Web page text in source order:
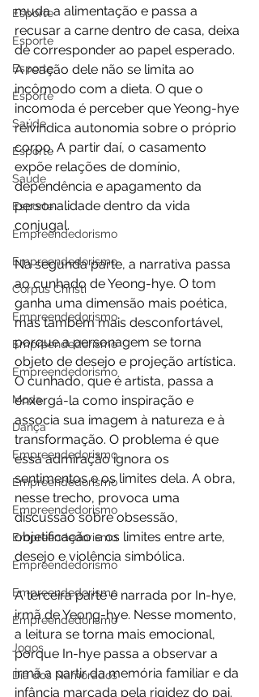
Esporte
Esporte
Esporte
Esporte
Saúde
Esporte
Saúde
Esporte
Empreendedorismo
Empreendedorismo
Corpus Christi
Empreendedorismo
Empreendedorismo
Empreendedorismo
Moda
Dança
Empreendedorismo
Empreendedorismo
Empreendedorismo
Empreendedorismo
Empreendedorismo
Empreendedorismo
Empreendedorismo
Jogos
Dia dos Namorados
muda a alimentação e passa a
recusar a carne dentro de casa, deixa
de corresponder ao papel esperado.
A reação dele não se limita ao
incômodo com a dieta. O que o
incomoda é perceber que Yeong-hye
reivindica autonomia sobre o próprio
corpo. A partir daí, o casamento
expõe relações de domínio,
dependência e apagamento da
personalidade dentro da vida
conjugal.
Na segunda parte, a narrativa passa
ao cunhado de Yeong-hye. O tom
ganha uma dimensão mais poética,
mas também mais desconfortável,
porque a personagem se torna
objeto de desejo e projeção artística.
O cunhado, que é artista, passa a
enxergá-la como inspiração e
associa sua imagem à natureza e à
transformação. O problema é que
essa admiração ignora os
sentimentos e os limites dela. A obra,
nesse trecho, provoca uma
discussão sobre obsessão,
objetificação e os limites entre arte,
desejo e violência simbólica.
A terceira parte é narrada por In-hye,
irmã de Yeong-hye. Nesse momento,
a leitura se torna mais emocional,
porque In-hye passa a observar a
irmã a partir da memória familiar e da
infância marcada pela rigidez do pai.